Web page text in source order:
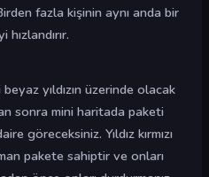
fazla kişinin aynı anda bir
yıldızın üzerinde olacak
sonra mini haritada paketi
göreceksiniz. Yıldız kırmızı
pakete sahiptir ve onları